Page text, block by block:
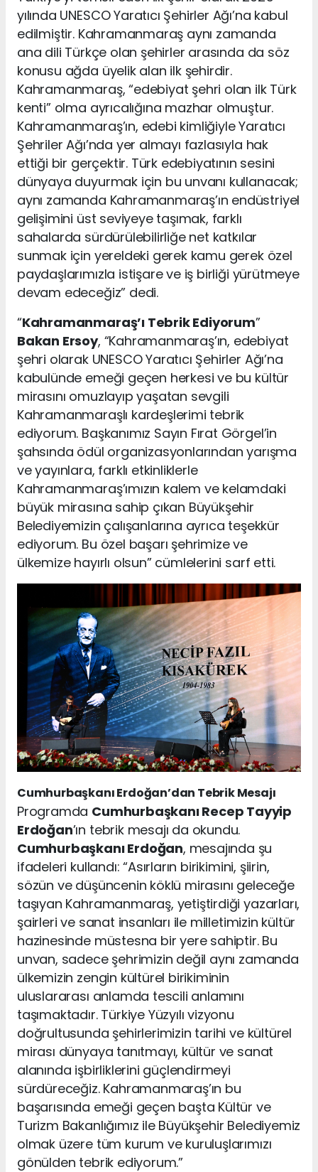
yılında UNESCO Yaratıcı Şehirler Ağı’na kabul
edilmiştir. Kahramanmaraş aynı zamanda
ana dili Türkçe olan şehirler arasında da söz
konusu ağda üyelik alan ilk şehirdir.
Kahramanmaraş, “edebiyat şehri olan ilk Türk
kenti” olma ayrıcalığına mazhar olmuştur.
Kahramanmaraş’ın, edebi kimliğiyle Yaratıcı
Şehriler Ağı’nda yer almayı fazlasıyla hak
ettiği bir gerçektir. Türk edebiyatının sesini
dünyaya duyurmak için bu unvanı kullanacak;
aynı zamanda Kahramanmaraş’ın endüstriyel
gelişimini üst seviyeye taşımak, farklı
sahalarda sürdürülebilirliğe net katkılar
sunmak için yereldeki gerek kamu gerek özel
paydaşlarımızla istişare ve iş birliği yürütmeye
devam edeceğiz” dedi.
“Kahramanmaraş’ı Tebrik Ediyorum”
Bakan Ersoy, “Kahramanmaraş’ın, edebiyat
şehri olarak UNESCO Yaratıcı Şehirler Ağı’na
kabulünde emeği geçen herkesi ve bu kültür
mirasını omuzlayıp yaşatan sevgili
Kahramanmaraşlı kardeşlerimi tebrik
ediyorum. Başkanımız Sayın Fırat Görgel’in
şahsında ödül organizasyonlarından yarışma
ve yayınlara, farklı etkinliklerle
Kahramanmaraş’ımızın kalem ve kelamdaki
büyük mirasına sahip çıkan Büyükşehir
Belediyemizin çalışanlarına ayrıca teşekkür
ediyorum. Bu özel başarı şehrimize ve
ülkemize hayırlı olsun” cümlelerini sarf etti.
Cumhurbaşkanı Erdoğan’dan Tebrik Mesajı
Programda Cumhurbaşkanı Recep Tayyip
Erdoğan’ın tebrik mesajı da okundu.
Cumhurbaşkanı Erdoğan, mesajında şu
ifadeleri kullandı: “Asırların birikimini, şiirin,
sözün ve düşüncenin köklü mirasını geleceğe
taşıyan Kahramanmaraş, yetiştirdiği yazarları,
şairleri ve sanat insanları ile milletimizin kültür
hazinesinde müstesna bir yere sahiptir. Bu
unvan, sadece şehrimizin değil aynı zamanda
ülkemizin zengin kültürel birikiminin
uluslararası anlamda tescili anlamını
taşımaktadır. Türkiye Yüzyılı vizyonu
doğrultusunda şehirlerimizin tarihi ve kültürel
mirası dünyaya tanıtmayı, kültür ve sanat
alanında işbirliklerini güçlendirmeyi
sürdüreceğiz. Kahramanmaraş’ın bu
başarısında emeği geçen başta Kültür ve
Turizm Bakanlığımız ile Büyükşehir Belediyemiz
olmak üzere tüm kurum ve kuruluşlarımızı
gönülden tebrik ediyorum.”